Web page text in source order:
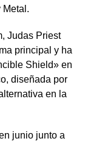
Metal.
Judas Priest
principal y ha
Shield» en
diseñada por
en la
junio junto a